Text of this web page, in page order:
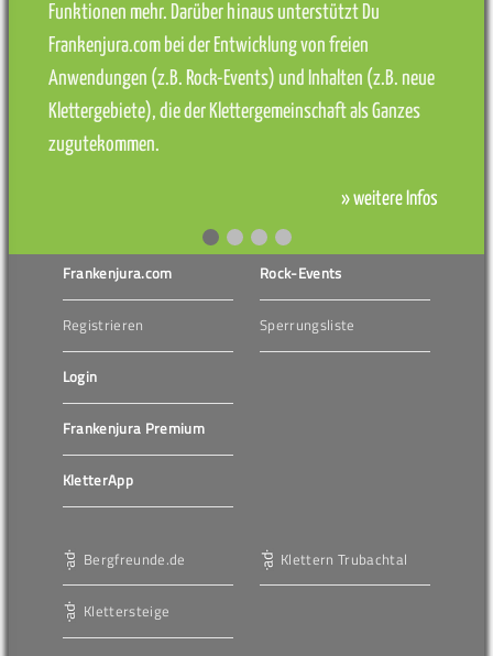
Funktionen mehr. Darüber hinaus unterstützt Du
Frankenjura.com bei der Entwicklung von freien
Anwendungen (z.B. Rock-Events) und Inhalten (z.B. neue
Klettergebiete), die der Klettergemeinschaft als Ganzes
zugutekommen.
» weitere Infos
Frankenjura.com
Registrieren
Login
Frankenjura Premium
KletterApp
Rock-Events
Sperrungsliste
Bergfreunde.de
Klettersteige
Klettern Trubachtal